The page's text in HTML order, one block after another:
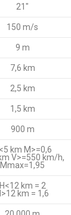
21″
150 m/s
9 m
7,6 km
2,5 km
1,5 km
900 m
km M>=0,6
V>=550 km/h,
Mmax=1,95
H<12 km = 2
km = 1,6